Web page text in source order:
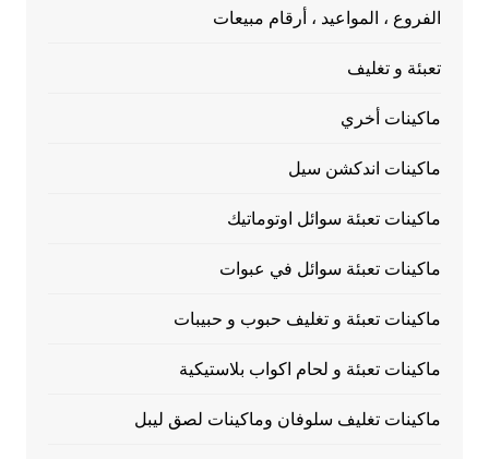
الفروع ، المواعيد ، أرقام مبيعات
تعبئة و تغليف
ماكينات أخري
ماكينات اندكشن سيل
ماكينات تعبئة سوائل اوتوماتيك
ماكينات تعبئة سوائل في عبوات
ماكينات تعبئة و تغليف حبوب و حبيبات
ماكينات تعبئة و لحام اكواب بلاستيكية
ماكينات تغليف سلوفان وماكينات لصق ليبل